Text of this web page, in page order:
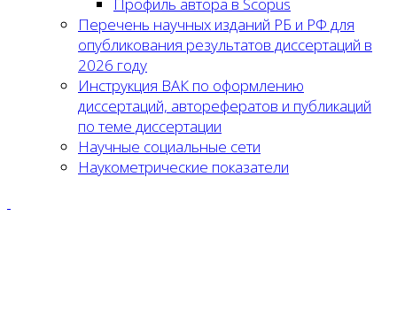
Профиль автора в Scopus
Перечень научных изданий РБ и РФ для
опубликования результатов диссертаций в
2026 году
Инструкция ВАК по оформлению
диссертаций, авторефератов и публикаций
по теме диссертации
Научные социальные сети
Наукометрические показатели